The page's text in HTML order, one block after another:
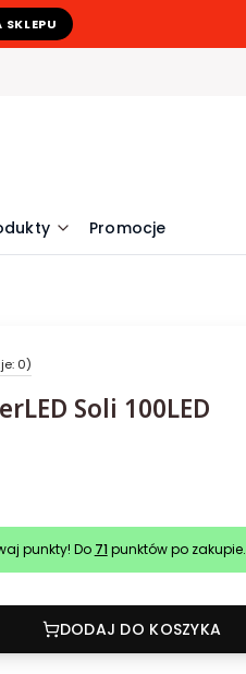
SKLEPU
Promocje
0)
Soli 100LED
punkty! Do 71punktów po zakupie.
DODAJ DO KOSZYKA